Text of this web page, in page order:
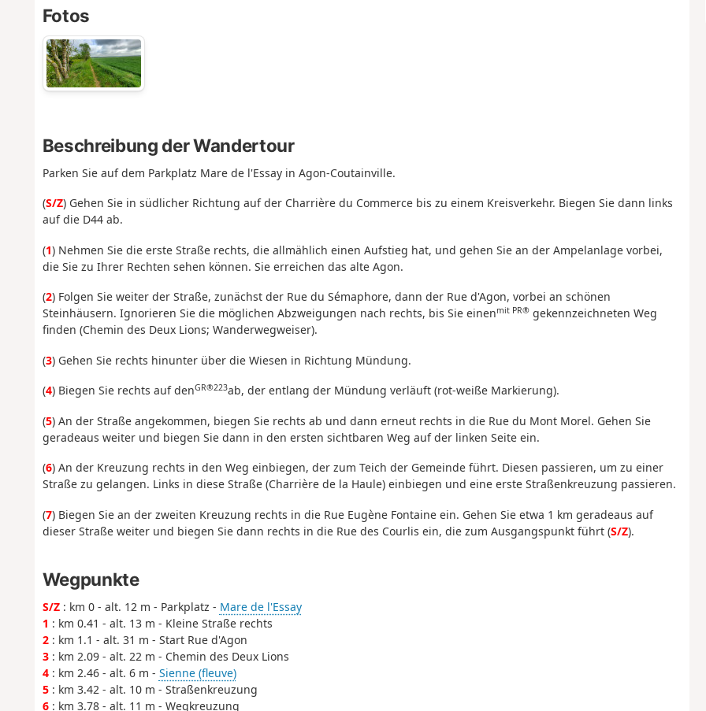
Fotos
Beschreibung der Wandertour
Parken Sie auf dem Parkplatz Mare de l'Essay in Agon-Coutainville.
(S/Z) Gehen Sie in südlicher Richtung auf der Charrière du Commerce bis zu einem Kreisverkehr. Biegen Sie dann links
auf die D44 ab.
(1) Nehmen Sie die erste Straße rechts, die allmählich einen Aufstieg hat, und gehen Sie an der Ampelanlage vorbei,
die Sie zu Ihrer Rechten sehen können. Sie erreichen das alte Agon.
(2) Folgen Sie weiter der Straße, zunächst der Rue du Sémaphore, dann der Rue d'Agon, vorbei an schönen
Steinhäusern. Ignorieren Sie die möglichen Abzweigungen nach rechts, bis Sie einenmit PR®gekennzeichneten Weg
finden (Chemin des Deux Lions; Wanderwegweiser).
(3) Gehen Sie rechts hinunter über die Wiesen in Richtung Mündung.
(4) Biegen Sie rechts auf denGR®223ab, der entlang der Mündung verläuft (rot-weiße Markierung).
(5) An der Straße angekommen, biegen Sie rechts ab und dann erneut rechts in die Rue du Mont Morel. Gehen Sie
geradeaus weiter und biegen Sie dann in den ersten sichtbaren Weg auf der linken Seite ein.
(6) An der Kreuzung rechts in den Weg einbiegen, der zum Teich der Gemeinde führt. Diesen passieren, um zu einer
Straße zu gelangen. Links in diese Straße (Charrière de la Haule) einbiegen und eine erste Straßenkreuzung passieren.
(7) Biegen Sie an der zweiten Kreuzung rechts in die Rue Eugène Fontaine ein. Gehen Sie etwa 1 km geradeaus auf
dieser Straße weiter und biegen Sie dann rechts in die Rue des Courlis ein, die zum Ausgangspunkt führt (S/Z).
Wegpunkte
S/Z: km 0 - alt. 12 m - Parkplatz - Mare de l'Essay
1 : km 0.41 - alt. 13 m - Kleine Straße rechts
2: km 1.1 - alt. 31 m - Start Rue d'Agon
3: km 2.09 - alt. 22 m - Chemin des Deux Lions
4: km 2.46 - alt. 6 m - Sienne (fleuve)
5: km 3.42 - alt. 10 m - Straßenkreuzung
6: km 3.78 - alt. 11 m - Wegkreuzung